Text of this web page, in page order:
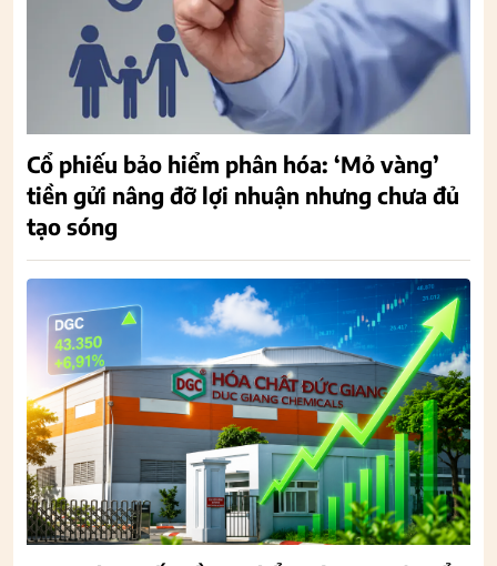
Cổ phiếu bảo hiểm phân hóa: ‘Mỏ vàng’
tiền gửi nâng đỡ lợi nhuận nhưng chưa đủ
tạo sóng